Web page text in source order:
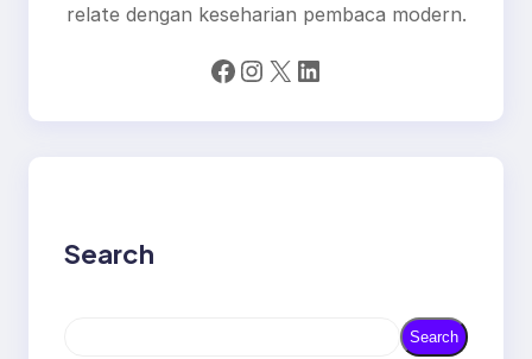
relate dengan keseharian pembaca modern.
Facebook Instagram X LinkedIn
Search
Search